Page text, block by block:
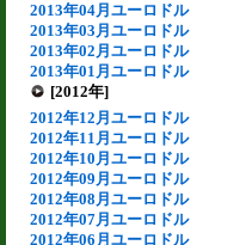
2013年04月ユーロドル
2013年03月ユーロドル
2013年02月ユーロドル
2013年01月ユーロドル
[2012年]
2012年12月ユーロドル
2012年11月ユーロドル
2012年10月ユーロドル
2012年09月ユーロドル
2012年08月ユーロドル
2012年07月ユーロドル
2012年06月ユーロドル